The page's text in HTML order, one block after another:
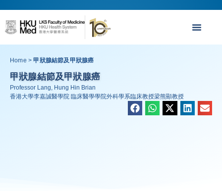
Home >甲狀腺結節及甲狀腺癌
甲狀腺結節及甲狀腺癌
Professor Lang, Hung Hin Brian
香港大學李嘉誠醫學院 臨床醫學學院外科學系臨床教授梁熊顯教授